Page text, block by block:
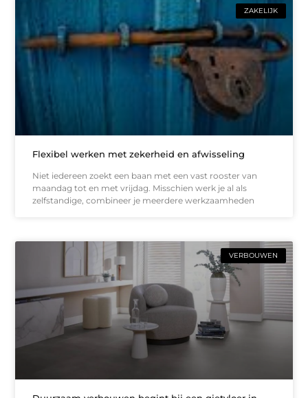
ZAKELIJK
Flexibel werken met zekerheid en afwisseling
Niet iedereen zoekt een baan met een vast rooster van
maandag tot en met vrijdag. Misschien werk je al als
zelfstandige, combineer je meerdere werkzaamheden
VERBOUWEN